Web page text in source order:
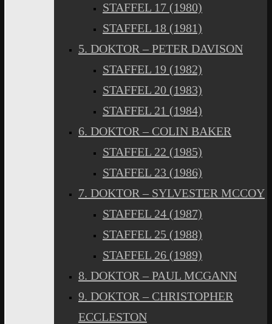
STAFFEL 17 (1980)
STAFFEL 18 (1981)
5. DOKTOR – PETER DAVISON
STAFFEL 19 (1982)
STAFFEL 20 (1983)
STAFFEL 21 (1984)
6. DOKTOR – COLIN BAKER
STAFFEL 22 (1985)
STAFFEL 23 (1986)
7. DOKTOR – SYLVESTER MCCOY
STAFFEL 24 (1987)
STAFFEL 25 (1988)
STAFFEL 26 (1989)
8. DOKTOR – PAUL MCGANN
9. DOKTOR – CHRISTOPHER
ECCLESTON